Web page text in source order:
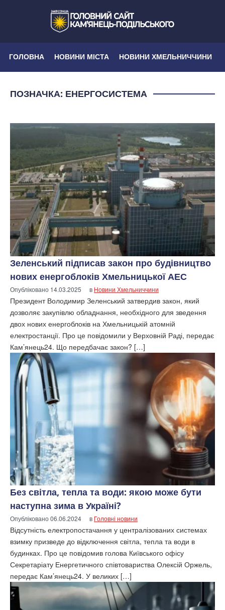
ГОЛОВНА НОВИНИ МІСТА НОВИНИ ХМЕЛЬНИЧЧИНИ
ПОЗНАЧКА: ЕНЕРГОСИСТЕМА
Зеленський підписав закон про будівництво
нових енергоблоків Хмельницької АЕС
Опубліковано 14.03.2025 в Новини Хмельниччини
Президент Володимир Зеленський затвердив закон, який
дозволяє закупівлю обладнання, необхідного для зведення
двох нових енергоблоків на Хмельницькій атомній
електростанції. Про це повідомили у Верховній Раді, передає
Кам’янець24. Що передбачає закон? […]
Без світла, тепла та води: якою може бути
наступна зима в Україні?
Опубліковано06.06.2024 в Головні новини
Відсутність електропостачання у централізованих системах
взимку призведе до відключення світла, тепла та води в
будинках. Про це повідомив голова Київського офісу
Секретаріату Енергетичного співтовариства Олексій Оржель,
передає Кам’янець24. У великих […]